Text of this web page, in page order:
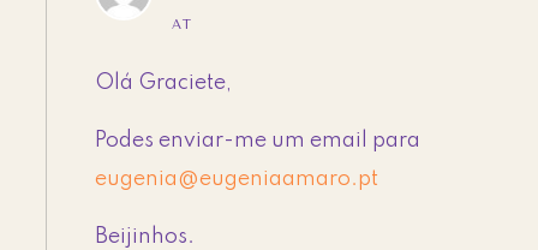
AT
Olá Graciete,
Podes enviar-me um email para
eugenia@eugeniaamaro.pt
Beijinhos.